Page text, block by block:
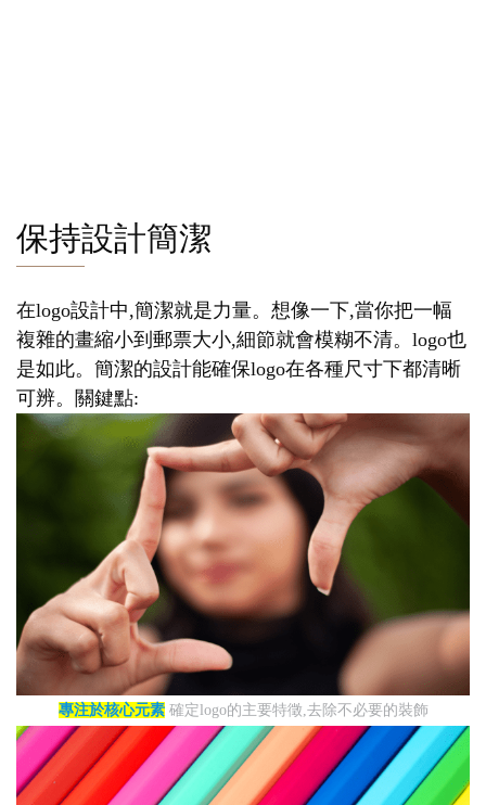
保持設計簡潔
在logo設計中,簡潔就是力量。想像一下,當你把一幅
複雜的畫縮小到郵票大小,細節就會模糊不清。logo也
是如此。簡潔的設計能確保logo在各種尺寸下都清晰
可辨。關鍵點:
專注於核心元素確定logo的主要特徵,去除不必要的裝飾